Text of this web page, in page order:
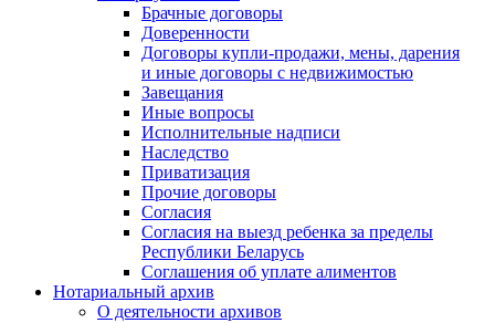
Брачные договоры
Доверенности
Договоры купли-продажи, мены, дарения
и иные договоры с недвижимостью
Завещания
Иные вопросы
Исполнительные надписи
Наследство
Приватизация
Прочие договоры
Согласия
Согласия на выезд ребенка за пределы
Республики Беларусь
Соглашения об уплате алиментов
Нотариальный архив
О деятельности архивов